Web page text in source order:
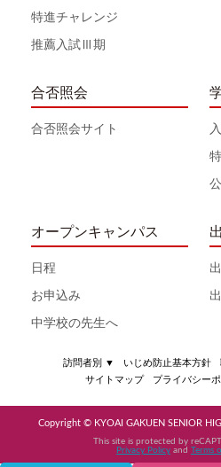
特進チャレンジ
推薦入試Ⅲ期
合否照会
合否照会サイト
オープンキャンパス
日程
お申込み
中学校の先生へ
訪問者別 ▼ いじめ防止基本方針
サイトマップ
プライバシー
Copyright © KYOAI GAKUEN SENIOR
This site is protected by
Privacy Policy and Terms